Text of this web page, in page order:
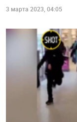
3 марта 2023, 04:05